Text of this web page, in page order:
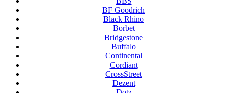
BF Goodrich
Black Rhino
Borbet
Bridgestone
Buffalo
Continental
Cordiant
CrossStreet
Dezent